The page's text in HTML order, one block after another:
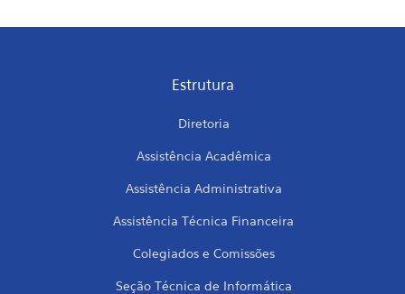
Estrutura
Diretoria
Assistência Acadêmica
Assistência Administrativa
Assistência Técnica Financeira
Colegiados e Comissões
Seção Técnica de Informática